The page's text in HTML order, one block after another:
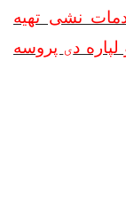
نشی تهیه
دی پروسه